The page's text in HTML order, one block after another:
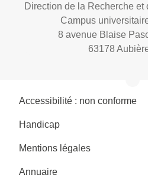
Direction de la Recherche et
Campus
8 avenue Blaise
63178
Accessibilité : non conforme
Handicap
Mentions légales
Annuaire